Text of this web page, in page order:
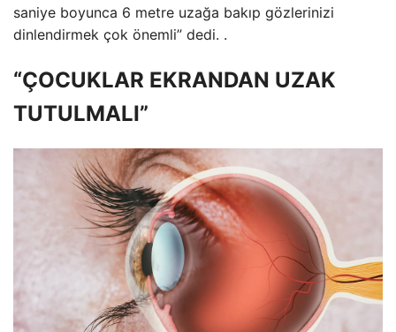
saniye boyunca 6 metre uzağa bakıp gözlerinizi
dinlendirmek çok önemli” dedi. .
“ÇOCUKLAR EKRANDAN UZAK
TUTULMALI”